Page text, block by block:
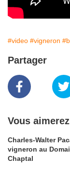
#video #vigneron
Partager
Vous
Charles-Walter
vigneron au
Chaptal